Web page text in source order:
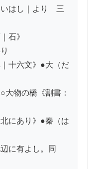
はし｜より　三
石》
十六文》●大（だ
大物の橋《割書：
にあり》●秦（は
に有よし。同